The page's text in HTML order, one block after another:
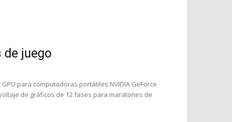
juego
para computadoras portátiles NVIDIA GeForce
de gráficos de 12 fases para maratones de